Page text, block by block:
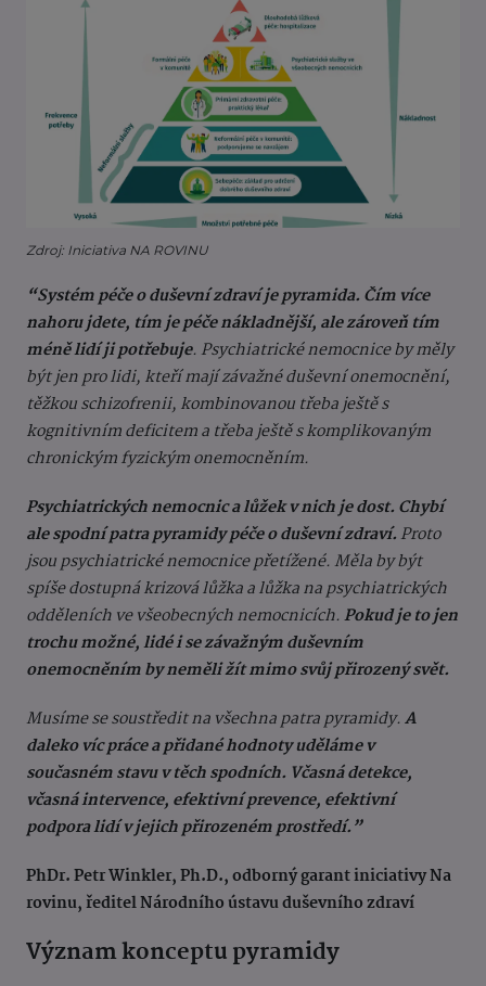
Zdroj: Iniciativa NA ROVINU
“Systém péče o duševní zdraví je pyramida. Čím více
nahoru jdete, tím je péče nákladnější, ale zároveň tím
méně lidí ji potřebuje. Psychiatrické nemocnice by měly
být jen pro lidi, kteří mají závažné duševní onemocnění,
těžkou schizofrenii, kombinovanou třeba ještě s
kognitivním deficitem a třeba ještě s komplikovaným
chronickým fyzickým onemocněním.
Psychiatrických nemocnic a lůžek v nich je dost. Chybí
ale spodní patra pyramidy péče o duševní zdraví. Proto
jsou psychiatrické nemocnice přetížené. Měla by být
spíše dostupná krizová lůžka a lůžka na psychiatrických
odděleních ve všeobecných nemocnicích. Pokud je to jen
trochu možné, lidé i se závažným duševním
onemocněním by neměli žít mimo svůj přirozený svět.
Musíme se soustředit na všechna patra pyramidy. A
daleko víc práce a přidané hodnoty uděláme v
současném stavu v těch spodních. Včasná detekce,
včasná intervence, efektivní prevence, efektivní
podpora lidí v jejich přirozeném prostředí.”
PhDr. Petr Winkler, Ph.D., odborný garant iniciativy Na
rovinu,ředitel Národního ústavu duševního zdraví
Význam konceptu pyramidy